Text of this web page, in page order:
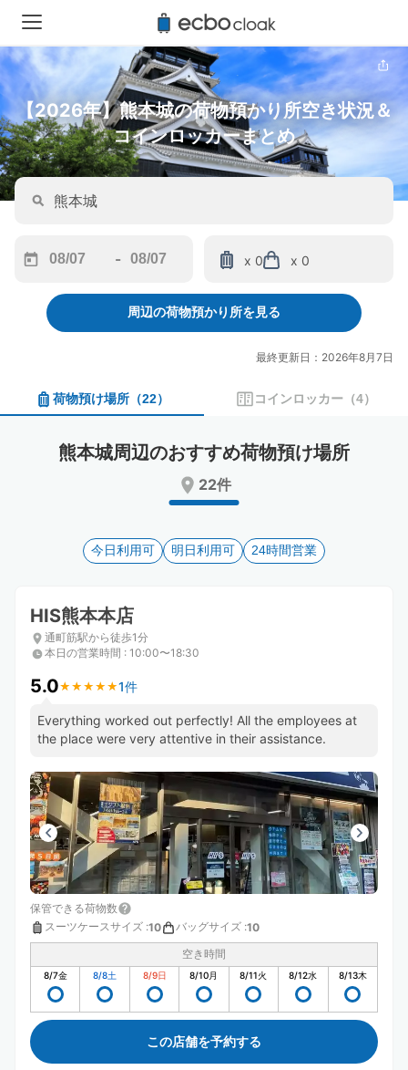
【2026年】熊本城の荷物預かり所空き状況＆
コインロッカーまとめ
forward
interact
calendar
and
date.
the
keyboard
shortcuts
for
changing
dates.
-
backward
to
interact
calendar
and
a
date.
mark
key
the
keyboard
shortcuts
for
changing
dates.
x 0 x 0
周辺の荷物預かり所を見る
最終更新日：2026年8月7日
荷物預け場所 （22） コインロッカー （4）
熊本城周辺のおすすめ荷物預け場所
22件
今日利用可 明日利用可 24時間営業
HIS熊本本店
通町筋駅から徒歩1分
本日の営業時間 : 10:00〜18:30
5.0★ ★ ★ ★ ★
★ ★ ★ ★ ★1件
Everything worked out perfectly! All the employees at
the place were very attentive in their assistance.
保管できる荷物数
スーツケースサイズ :10 バッグサイズ :10
空き時間
8/7金 8/8土 8/9日 8/10月 8/11火 8/12水 8/13木
この店舗を予約する